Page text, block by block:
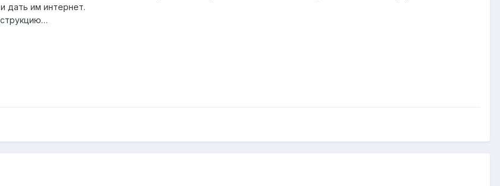
дать им интернет.